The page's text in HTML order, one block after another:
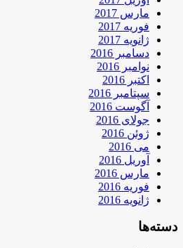
مارس 2017
فوریه 2017
ژانویه 2017
دسامبر 2016
نوامبر 2016
اکتبر 2016
سپتامبر 2016
آگوست 2016
جولای 2016
ژوئن 2016
می 2016
آوریل 2016
مارس 2016
فوریه 2016
ژانویه 2016
دسته‌ها